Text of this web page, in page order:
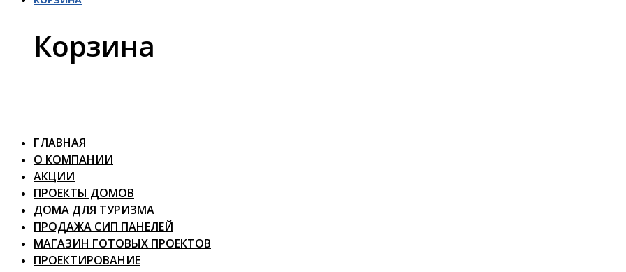
Корзина
ГЛАВНАЯ
О КОМПАНИИ
АКЦИИ
ПРОЕКТЫ ДОМОВ
ДОМА ДЛЯ ТУРИЗМА
ПРОДАЖА СИП ПАНЕЛЕЙ
МАГАЗИН ГОТОВЫХ ПРОЕКТОВ
ПРОЕКТИРОВАНИЕ